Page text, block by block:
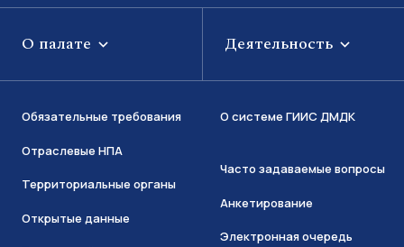
О палате Деятельность
Обязательные требования
Отраслевые НПА
Территориальные органы
Открытые данные
О системе ГИИС ДМДК
Часто задаваемые вопросы
Анкетирование
Электронная очередь